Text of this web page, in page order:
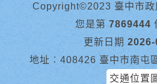
Copyright©2023 臺中市政
您是第 7869444
更新日期
地址︰408426 臺中市南屯
交通位置